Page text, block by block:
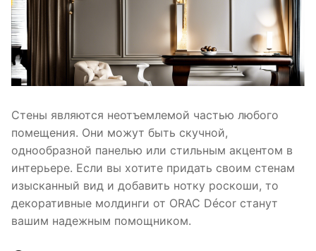
Стены являются неотъемлемой частью любого
помещения. Они можут быть скучной,
однообразной панелью или стильным акцентом в
интерьере. Если вы хотите придать своим стенам
изысканный вид и добавить нотку роскоши, то
декоративные молдинги от ORAC Décor станут
вашим надежным помощником.